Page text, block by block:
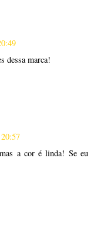
dessa marca!
a cor é linda! Se eu